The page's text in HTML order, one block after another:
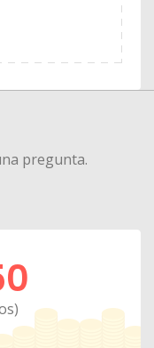
pregunta.